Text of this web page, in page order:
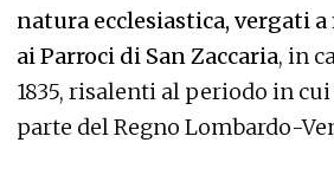
natura ecclesiastica, vergati
ai Parroci di San Zaccaria, in
1835, risalenti al periodo in cui
parte del Regno Lombardo-